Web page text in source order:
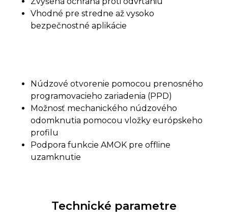
Vhodné pre stredne až vysoko
bezpečnostné aplikácie
Núdzové otvorenie pomocou prenosného
programovacieho zariadenia (PPD)
Možnosť mechanického núdzového
odomknutia pomocou vložky európskeho
profilu
Podpora funkcie AMOK pre offline
uzamknutie
Technické parametre